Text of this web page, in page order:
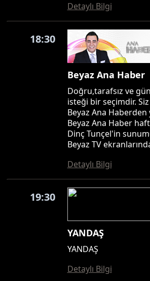
Detaylı Bilgi
18:30
Beyaz Ana Haber
Doğru,tarafsız ve
isteği bir seçimdir.
Beyaz Ana Haberden
Beyaz Ana Haber
Dinç Tunçel'in
Beyaz TV
Detaylı Bilgi
19:30
YANDAŞ
YANDAŞ
Detaylı Bilgi